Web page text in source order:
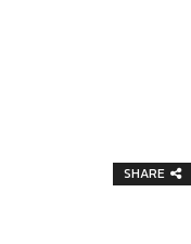
SHARE